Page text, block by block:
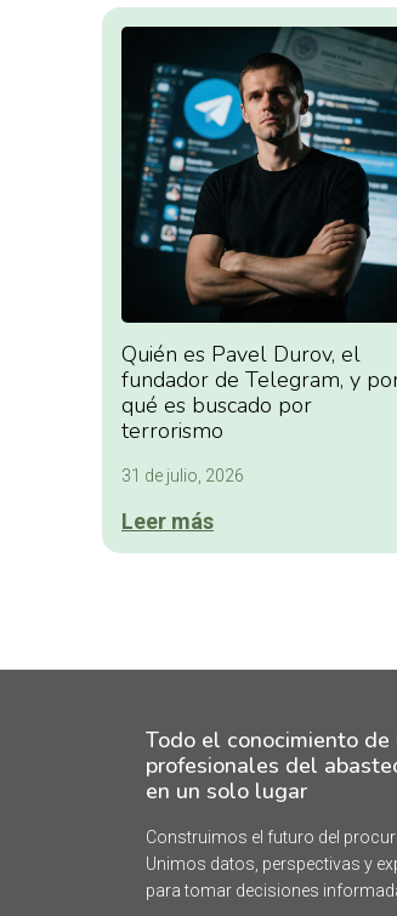
Quién es Pavel Durov, el
fundador de Telegram, y
qué es buscado por
terrorismo
31 de julio, 2026
Leer más
Todo el conocimiento de
profesionales del
en un solo lugar
Construimos el futuro del
Unimos datos, perspectivas y
para tomar decisiones